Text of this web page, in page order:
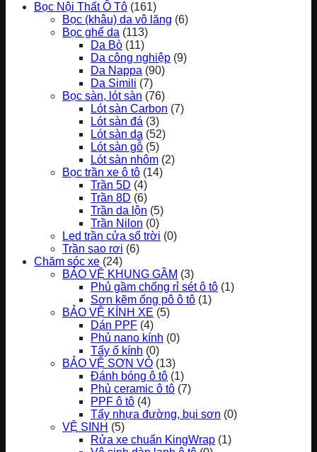
Bọc Nội Thất Ô Tô (161)
Bọc (khâu) da vô lăng (6)
Bọc ghế da (113)
Da Bò (11)
Da công nghiệp (9)
Da Nappa (90)
Da Simili (7)
Bọc sàn, lót sàn (76)
Lót sàn Carbon (7)
Lót sàn đá (3)
Lót sàn da (52)
Lót sàn gỗ (5)
Lót sàn nhôm (2)
Bọc trần xe ô tô (14)
Trần 5D (4)
Trần 8D (6)
Trần da lộn (5)
Trần Nilon (0)
Led trần cửa sổ trời (0)
Trần sao rơi (6)
Chăm sóc xe (24)
BẢO VỆ KHUNG GẦM (3)
Phủ gầm chống rỉ sét ô tô (1)
Sơn kẽm ống pô ô tô (1)
BẢO VỆ KÍNH XE (5)
Dán PPF (4)
Phủ nano kính (0)
Tẩy ố kính (0)
BẢO VỆ SƠN VỎ (13)
Đánh bóng ô tô (1)
Phủ ceramic ô tô (7)
PPF ô tô (4)
Tẩy nhựa đường, bụi sơn (0)
VỆ SINH (5)
Rửa xe chuẩn KingWrap (1)